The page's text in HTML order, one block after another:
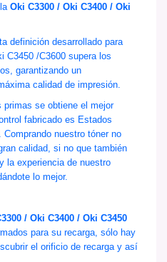
Oki C3300 / Oki C3400 / Oki
definición desarrollado para
C3450 /C3600 supera los
garantizando un
calidad de impresión.
se obtiene el mejor
fabricado es Estados
nuestro tóner no
calidad, si no que también
la experiencia de nuestro
lo mejor.
/ Oki C3400 / Oki C3450
para su recarga, sólo hay
el orificio de recarga y así